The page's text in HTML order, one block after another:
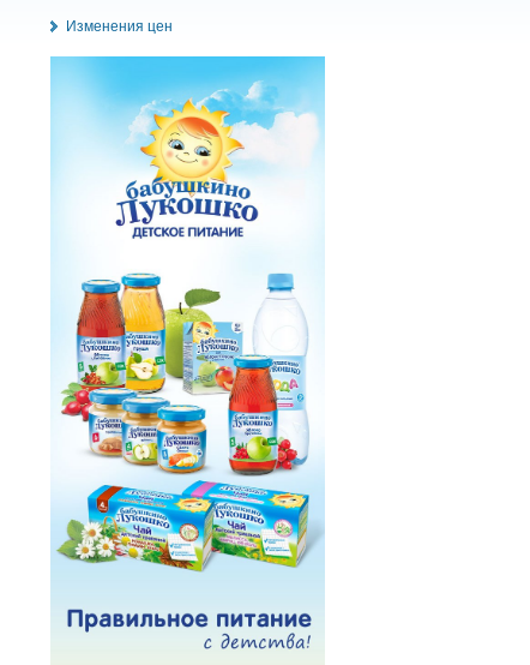
Изменения цен